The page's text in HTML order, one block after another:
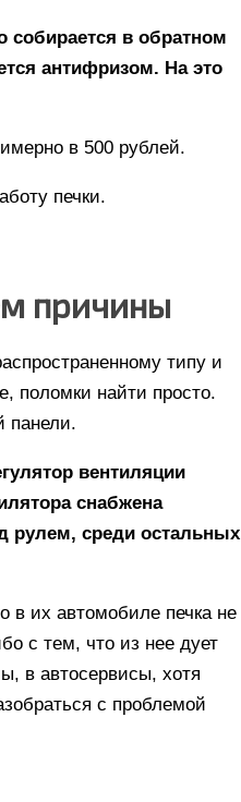
собирается в обратном
антифризом. На это
в 500 рублей.
печки.
причины
типу и
поломки найти просто.
панели.
вентиляции
снабжена
рулем, среди остальных
в их автомобиле печка не
с тем, что из нее дует
в автосервисы, хотя
с проблемой